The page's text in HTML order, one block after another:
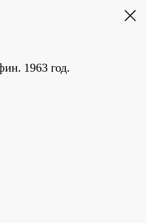
1963 год.